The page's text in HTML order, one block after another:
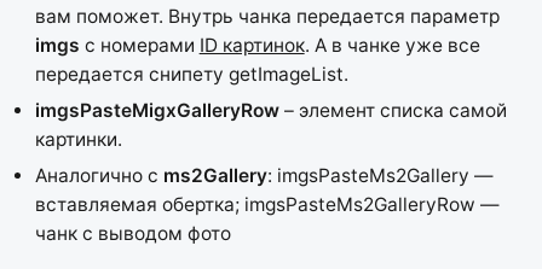
вам поможет. Внутрь чанка передается параметр
imgs с номерами ID картинок. А в чанке уже все
передается снипету getImageList.
imgsPasteMigxGalleryRow– элемент списка самой
картинки.
Аналогично с ms2Gallery: imgsPasteMs2Gallery —
вставляемая обертка; imgsPasteMs2GalleryRow —
чанк с выводом фото